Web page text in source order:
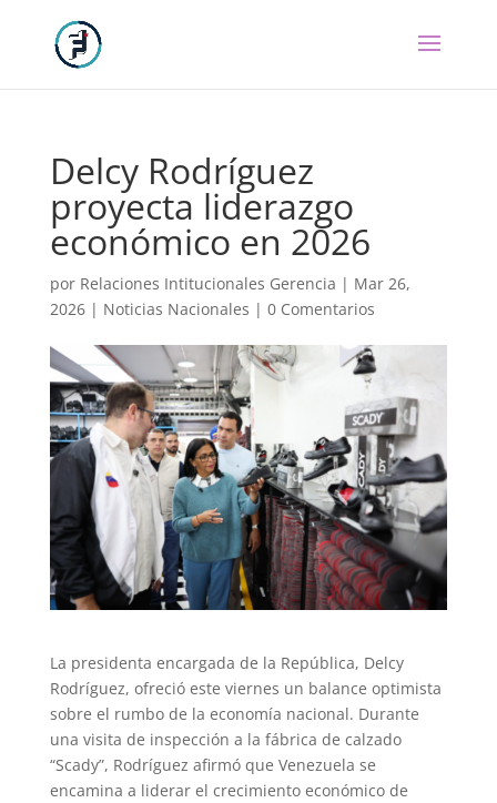
Delcy Rodríguez
proyecta liderazgo
económico en 2026
por Relaciones Intitucionales Gerencia | Mar 26,
2026| Noticias Nacionales | 0 Comentarios
La presidenta encargada de la República, Delcy
Rodríguez, ofreció este viernes un balance optimista
sobre el rumbo de la economía nacional. Durante
una visita de inspección a la fábrica de calzado
“Scady”, Rodríguez afirmó que Venezuela se
encamina a liderar el crecimiento económico de